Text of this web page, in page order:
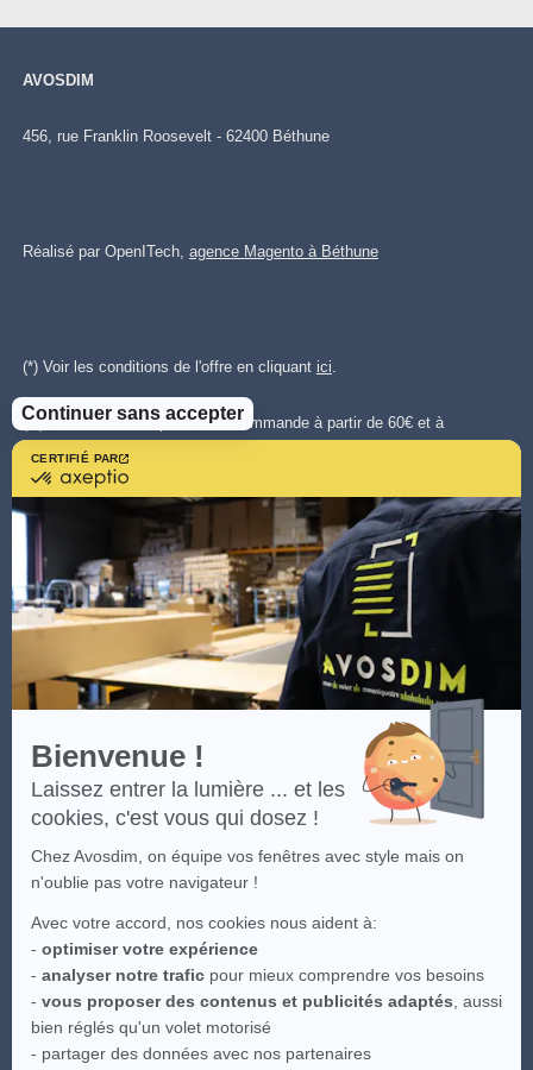
CERTIFIÉ PAR
En
savoir
plus
sur
Axeptio
Bienvenue !
Laissez entrer la lumière ... et les
cookies, c'est vous qui dosez !
Chez Avosdim, on équipe vos fenêtres avec style mais on
n'oublie pas votre navigateur !
Avec votre accord, nos cookies nous aident à:
- optimiser votre expérience
- analyser notre trafic pour mieux comprendre vos besoins
- vous proposer des contenus et publicités adaptés , aussi
bien réglés qu'un volet motorisé
- partager des données avec nos partenaires
Continuer sans accepter
AVOSDIM
456, rue Franklin Roosevelt - 62400 Béthune
Réalisé par OpenITech, agence Magento à Béthune
(*) Voir les conditions de l'offre en cliquant ici
(**)Livraison offerte pour toute commande à partir de 60€ et à
destination de la France métropolitaine - hors Corse et destinations
spéciales. Offre valable sur le transporteur le moins cher disponible.
Plus d'infos cliquezici..
Les visuels du site sont la propriété intellectuelle d'Avosdim, toute
reproduction partielle ou totale est interdite.